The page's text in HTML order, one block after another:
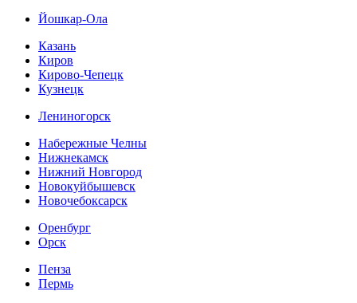
Йошкар-Ола
Казань
Киров
Кирово-Чепецк
Кузнецк
Лениногорск
Набережные Челны
Нижнекамск
Нижний Новгород
Новокуйбышевск
Новочебоксарск
Оренбург
Орск
Пенза
Пермь